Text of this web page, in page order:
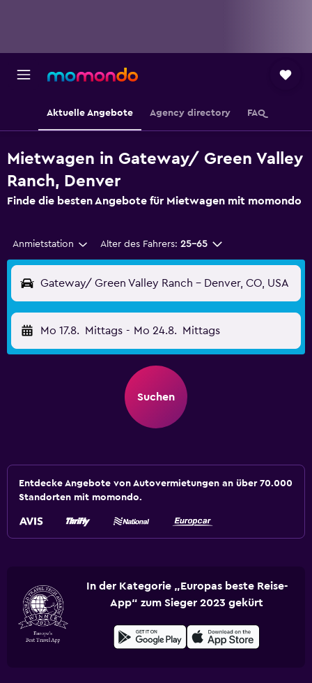
Aktuelle Angebote Agency directory FAQ
Mietwagen in Gateway/ Green Valley
Ranch, Denver
Finde die besten Angebote für Mietwagen mit momondo
Anmietstation Alter des Fahrers: 25-65
Gateway/ Green Valley Ranch - Denver, CO, USA
Mo 17.8. Mittags - Mo 24.8. Mittags
Suchen
Entdecke Angebote von Autovermietungen an über 70.000
Standorten mit momondo.
In der Kategorie „Europas beste Reise-
App“ zum Sieger 2023 gekürt